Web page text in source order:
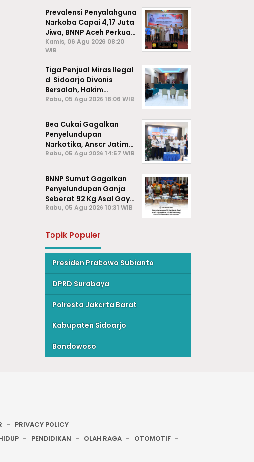
Prevalensi Penyalahguna
Narkoba Capai 4,17 Juta
Jiwa, BNNP Aceh Perkuat
P4GN di Subulussalam
Kamis, 06 Agu 2026 08:20
WIB
Tiga Penjual Miras Ilegal
di Sidoarjo Divonis
Bersalah, Hakim
Jatuhkan Denda hingga
Rabu, 05 Agu 2026 18:06 WIB
Bea Cukai Gagalkan
Penyelundupan
Narkotika, Ansor Jatim
Negara Tak Kalah dari
Rabu, 05 Agu 2026 14:57 WIB
BNNP Sumut Gagalkan
Penyelundupan Ganja
Seberat 92 Kg Asal Gayo
Lues, Aceh.
Rabu, 05 Agu 2026 10:31 WIB
Topik Populer
Presiden Prabowo Subianto
DPRD Surabaya
Polresta Jakarta Barat
Kabupaten Sidoarjo
Bondowoso
PRIVACY POLICY
PENDIDIKAN OLAH RAGA
OTOMOTIF